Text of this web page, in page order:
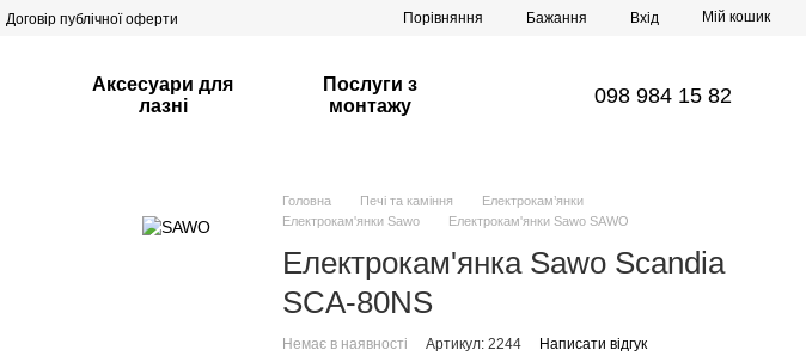
Договір публічної оферти Порівняння Бажання Вхід Мій кошик
Аксесуари для
лазні
Послуги з
монтажу
098 984 15 82
Головна Печі та каміння
Електрокам’янки
Електрокам'янки Sawo
Електрокам'янки Sawo SAWO
Електрокам'янка Sawo Scandia
SCA-80NS
Немає в наявності Артикул: 2244 Написати відгук